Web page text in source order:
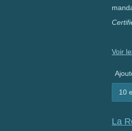
Voir
La